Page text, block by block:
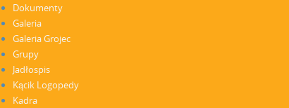
Dokumenty
Galeria
Galeria Grojec
Grupy
Jadłospis
Kącik Logopedy
Kadra